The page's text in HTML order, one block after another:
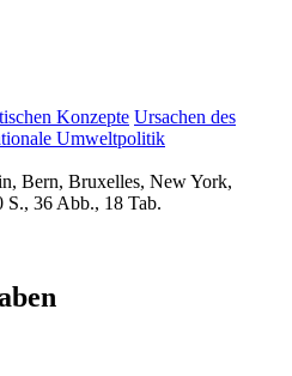
Konzepte Ursachen des
Umweltpolitik
Bern, Bruxelles, New York,
36 Abb., 18 Tab.